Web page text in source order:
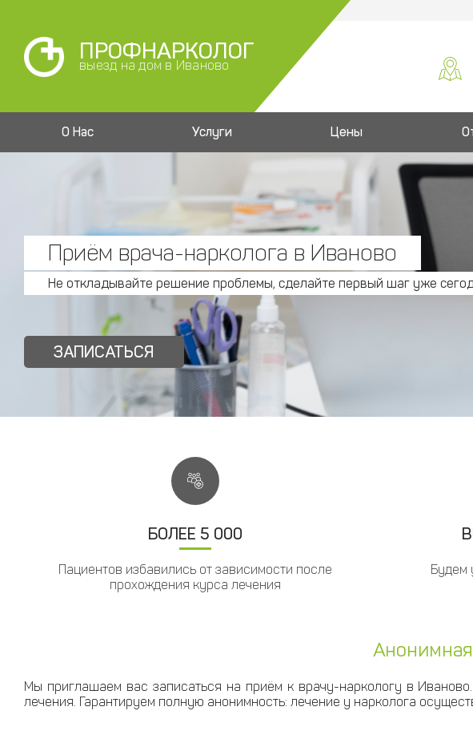
ПРОФНАРКОЛОГ
выезд на дом в Иваново
О Нас Услуги Цены
Приём врача-нарколога в Иваново
Не откладывайте решение проблемы, сделайте первый шаг уже
ЗАПИСАТЬСЯ
БОЛЕЕ 5 000
Пациентов избавились от зависимости после
прохождения курса лечения
Будем
Мы приглашаем вас записаться на приём к врачу-наркологу в
лечения. Гарантируем полную анонимность: лечение у нарколога